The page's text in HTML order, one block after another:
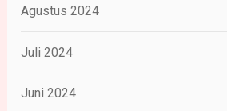
Agustus 2024
Juli 2024
Juni 2024